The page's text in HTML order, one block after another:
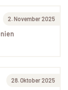
28. Oktober 2025
2. November 2025